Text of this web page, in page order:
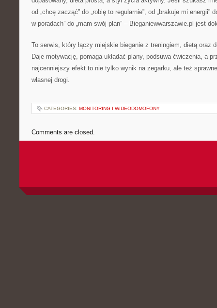
od „chcę zacząć” do „robię to regularnie”, od „brakuje mi energii”
w poradach” do „mam swój plan” – Bieganiewwarszawie.pl jest
To serwis, który łączy miejskie bieganie z treningiem, dietą oraz
Daje motywację, pomaga układać plany, podsuwa ćwiczenia, a
najcenniejszy efekt to nie tylko wynik na zegarku, ale też
własnej drogi.
CATEGORIES: MONITORING I WIDEODOMOFONY
Comments are closed.